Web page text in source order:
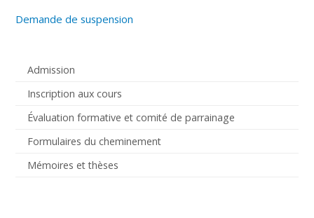
Admission
Inscription aux cours
Évaluation formative et comité de parrainage
Formulaires du cheminement
Mémoires et thèses
Demande de suspension